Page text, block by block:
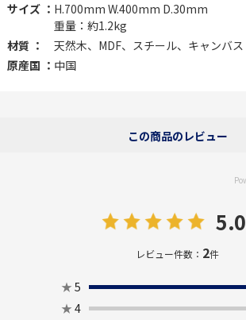
サイズ ： H.700mm W.400mm D.30mm
重量：約1.2kg
材質 ：
天然木、MDF、スチール、キャンバス
原産国 ： 中国
この商品のレビュー
5.0
レビュー件数： 2件
★ 5
★ 4